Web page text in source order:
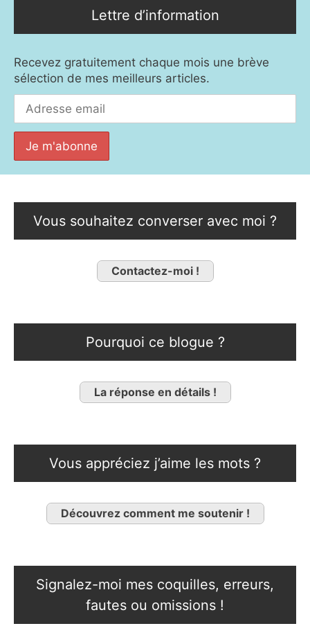
Lettre d’information
Recevez gratuitement chaque mois une brève
sélection de mes meilleurs articles.
Vous souhaitez converser avec moi ?
Contactez-moi !
Pourquoi ce blogue ?
La réponse en détails !
Vous appréciez j’aime les mots ?
Découvrez comment me soutenir !
Signalez-moi mes coquilles, erreurs,
fautes ou omissions !